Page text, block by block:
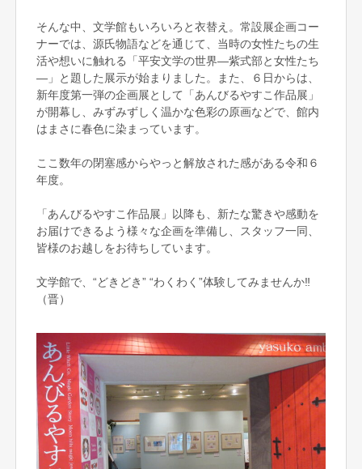
そんな中、文学館もいろいろと衣替え。常設展企画コー
ナーでは、源氏物語などを通じて、当時の女性たちの生
活や想いに触れる「平安文学の世界―紫式部と女性たち
―」と題した展示が始まりました。また、６日からは、
新年度第一弾の企画展として「あんびるやすこ作品展」
が開幕し、みずみずしく温かな色彩の原画などで、館内
はまさに春色に染まっています。
ここ数年の閉塞感からやっと解放された感がある令和６
年度。
「あんびるやすこ作品展」以降も、新たな驚きや感動を
お届けできるよう様々な企画を準備し、スタッフ一同、
皆様のお越しをお待ちしています。
文学館で、“どきどき” “わくわく”体験してみませんか‼
（晋）